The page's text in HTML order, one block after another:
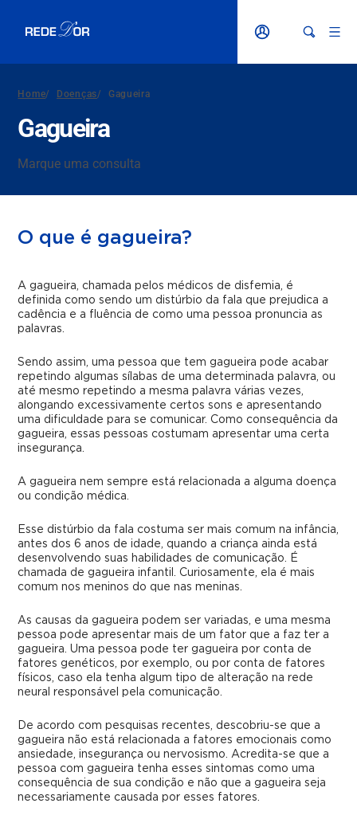
Home/ Doenças/ Gagueira
Gagueira
Marque uma consulta
O que é gagueira?
A gagueira, chamada pelos médicos de disfemia, é
definida como sendo um distúrbio da fala que prejudica a
cadência e a fluência de como uma pessoa pronuncia as
palavras.
Sendo assim, uma pessoa que tem gagueira pode acabar
repetindo algumas sílabas de uma determinada palavra, ou
até mesmo repetindo a mesma palavra várias vezes,
alongando excessivamente certos sons e apresentando
uma dificuldade para se comunicar. Como consequência da
gagueira, essas pessoas costumam apresentar uma certa
insegurança.
A gagueira nem sempre está relacionada a alguma doença
ou condição médica.
Esse distúrbio da fala costuma ser mais comum na infância,
antes dos 6 anos de idade, quando a criança ainda está
desenvolvendo suas habilidades de comunicação. É
chamada de gagueira infantil. Curiosamente, ela é mais
comum nos meninos do que nas meninas.
As causas da gagueira podem ser variadas, e uma mesma
pessoa pode apresentar mais de um fator que a faz ter a
gagueira. Uma pessoa pode ter gagueira por conta de
fatores genéticos, por exemplo, ou por conta de fatores
físicos, caso ela tenha algum tipo de alteração na rede
neural responsável pela comunicação.
De acordo com pesquisas recentes, descobriu-se que a
gagueira não está relacionada a fatores emocionais como
ansiedade, insegurança ou nervosismo. Acredita-se que a
pessoa com gagueira tenha esses sintomas como uma
consequência de sua condição e não que a gagueira seja
necessariamente causada por esses fatores.